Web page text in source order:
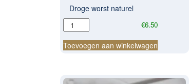
Droge worst naturel
€6.50
Droge
worst
naturel
aantal
Toevoegen aan winkelwagen